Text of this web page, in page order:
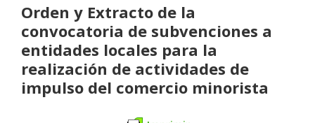
Orden y Extracto de la
convocatoria de subvenciones a
entidades locales para la
realización de actividades de
impulso del comercio minorista